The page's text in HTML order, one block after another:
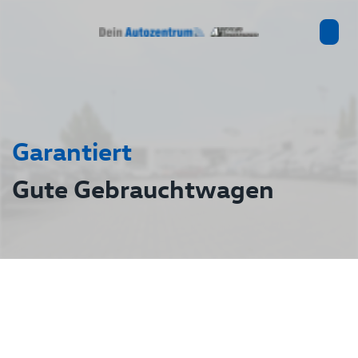
Garantiert
Gute Gebrauchtwagen